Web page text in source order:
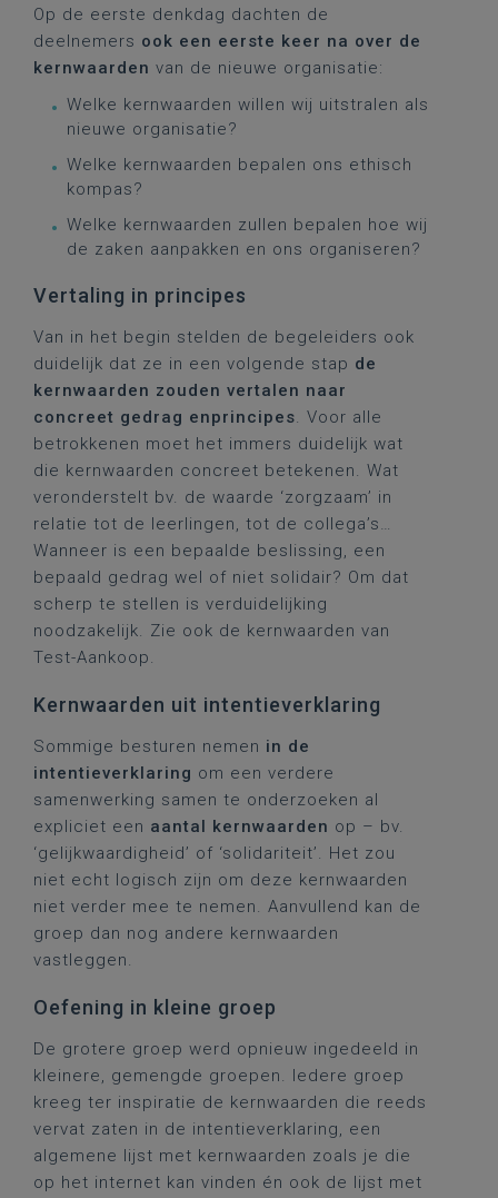
Op de eerste denkdag dachten de
deelnemers ook een eerste keer na over de
kernwaarden van de nieuwe organisatie:
Welke kernwaarden willen wij uitstralen als
nieuwe organisatie?
Welke kernwaarden bepalen ons ethisch
kompas?
Welke kernwaarden zullen bepalen hoe wij
de zaken aanpakken en ons organiseren?
Vertaling in principes
Van in het begin stelden de begeleiders ook
duidelijk dat ze in een volgende stap de
kernwaarden zouden vertalen naar
concreet gedrag enprincipes. Voor alle
betrokkenen moet het immers duidelijk wat
die kernwaarden concreet betekenen. Wat
veronderstelt bv. de waarde ‘zorgzaam’ in
relatie tot de leerlingen, tot de collega’s…
Wanneer is een bepaalde beslissing, een
bepaald gedrag wel of niet solidair? Om dat
scherp te stellen is verduidelijking
noodzakelijk. Zie ook de kernwaarden van
Test-Aankoop.
Kernwaarden uit intentieverklaring
Sommige besturen nemen in de
intentieverklaring om een verdere
samenwerking samen te onderzoeken al
expliciet een aantal kernwaarden op – bv.
‘gelijkwaardigheid’ of ‘solidariteit’. Het zou
niet echt logisch zijn om deze kernwaarden
niet verder mee te nemen. Aanvullend kan de
groep dan nog andere kernwaarden
vastleggen.
Oefening in kleine groep
De grotere groep werd opnieuw ingedeeld in
kleinere, gemengde groepen. Iedere groep
kreeg ter inspiratie de kernwaarden die reeds
vervat zaten in de intentieverklaring, een
algemene lijst met kernwaarden zoals je die
op het internet kan vinden én ook de lijst met